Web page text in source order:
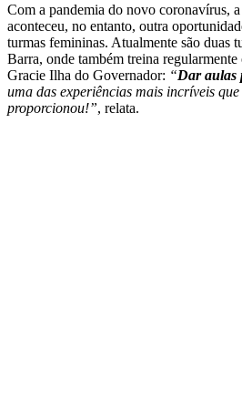
Com a pandemia do novo coronavírus,
aconteceu, no entanto, outra
turmas femininas. Atualmente são duas
Barra, onde também treina regularmente
Gracie Ilha do Governador: “Dar aulas
uma das experiências mais incríveis
proporcionou!”, relata.